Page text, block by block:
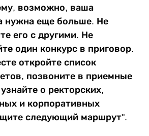
возможно, ваша
нужна еще больше. Не
его с другими. Не
один конкурс в приговор.
откройте список
позвоните в приемные
о ректорских,
и корпоративных
следующий маршрут".